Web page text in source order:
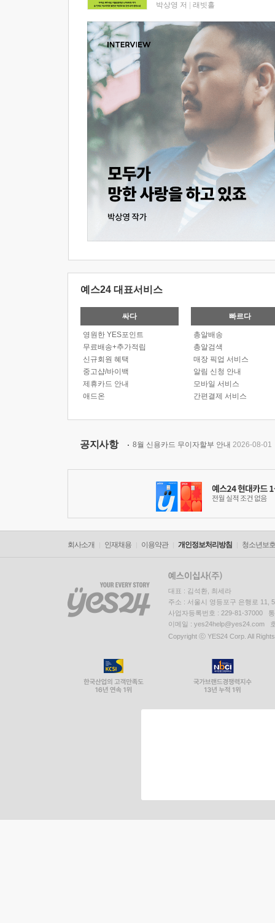
박상영 저 래빗홀
예스24 대표서비스
싸다
영원한 YES포인트
무료배송+추가적립
신규회원 혜택
중고샵/바이백
제휴카드 안내
애드온
빠르다
총알배송
총알검색
매장 픽업 서비스
알림 신청 안내
모바일 서비스
간편결제 서비스
공지사항 8월 신용카드 무이자할부 안내 2026-08-01
회사소개 인재채용 이용약관 개인정보처리방침 청소년보
대표 : 김석환, 최세라
주소 : 서울시 영등포구 은행로 11,
사업자등록번호 : 229-81-37000
이메일 : yes24help@yes24.com
Copyright ⓒ YES24 Corp. All